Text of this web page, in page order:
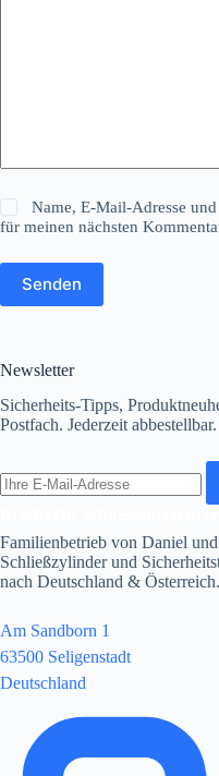
Name, E-Mail-Adresse
für meinen nächsten
Senden
Newsletter
Sicherheits-Tipps,
Postfach. Jederzeit abbestellbar.
E-
Mail-
Familienbetrieb von Daniel
Schließzylinder und
nach Deutschland & Österreich.
Am Sandborn 1
63500 Seligenstadt
Deutschland